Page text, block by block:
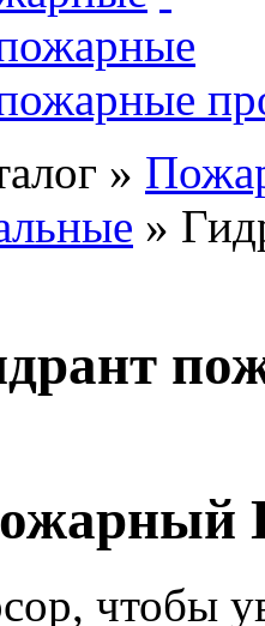
»
»
чтобы